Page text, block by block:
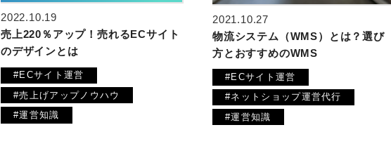
2022.10.19
売上220％アップ！売れるECサイト
のデザインとは
#ECサイト運営
#売上げアップノウハウ
#運営知識
2021.10.27
物流システム（WMS）とは？選び
方とおすすめのWMS
#ECサイト運営
#ネットショップ運営代行
#運営知識